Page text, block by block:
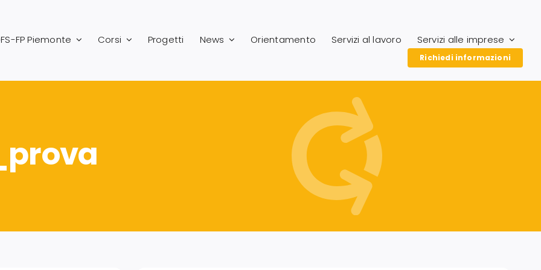
FP Piemonte Corsi Progetti News Orientamento Servizi al lavoro Servizi alle imprese
Richiedi informazioni